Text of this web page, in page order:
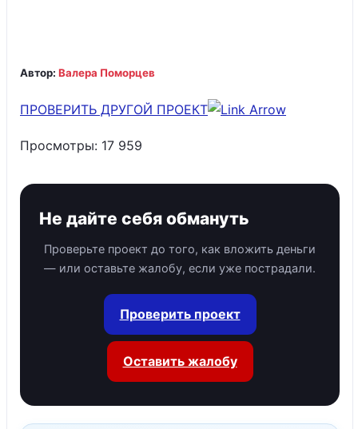
Автор: Валера Поморцев
ПРОВЕРИТЬ ДРУГОЙ ПРОЕКТ
Просмотры: 17 959
Не дайте себя обмануть
Проверьте проект до того, как вложить деньги
— или оставьте жалобу, если уже пострадали.
Проверить проект
Оставить жалобу